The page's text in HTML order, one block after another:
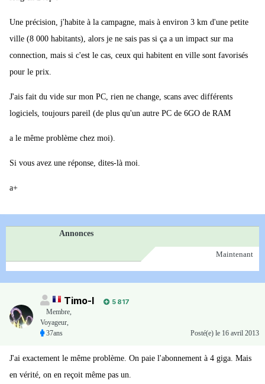
Une précision, j'habite à la campagne, mais à environ 3 km d'une petite
ville (8 000 habitants), alors je ne sais pas si ça a un impact sur ma
connection, mais si c'est le cas, ceux qui habitent en ville sont favorisés
pour le prix.
J'ais fait du vide sur mon PC, rien ne change, scans avec différents
logiciels, toujours pareil (de plus qu'un autre PC de 6GO de RAM
a le même problème chez moi).
Si vous avez une réponse, dites-là moi.
a+
Annonces
Maintenant
Timo-I
5 817
Membre,
Voyageur,
37ans
Posté(e) le 16 avril 2013
J'ai exactement le même problème. On paie l'abonnement à 4 giga. Mais
en vérité, on en reçoit même pas un.